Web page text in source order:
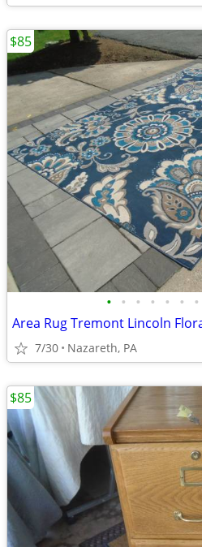
• • • • • • •
Area Rug Tremont Lincoln
7/30 Nazareth, PA
$85
$85